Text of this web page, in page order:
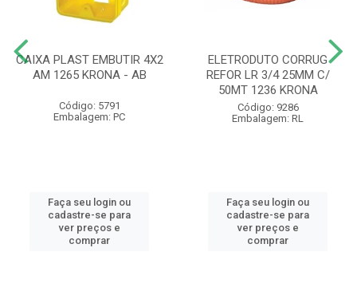
CAIXA PLAST EMBUTIR 4X2
AM 1265 KRONA - AB
Código: 5791
Embalagem: PC
Faça seu login ou
cadastre-se para
ver preços e
comprar
ELETRODUTO CORRUG
REFOR LR 3/4 25MM C/
50MT 1236 KRONA
Código: 9286
Embalagem: RL
Faça seu login ou
cadastre-se para
ver preços e
comprar